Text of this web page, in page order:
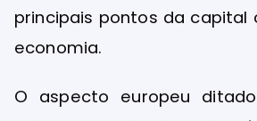
principais pontos da
economia.
O aspecto europeu